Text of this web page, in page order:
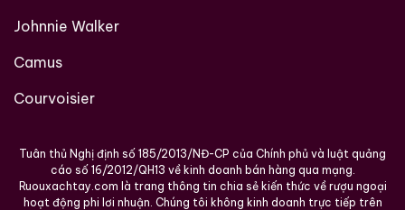
Johnnie Walker
Camus
Courvoisier
Tuân thủ Nghị định số 185/2013/NĐ-CP của Chính phủ và luật quảng
cáo số 16/2012/QH13 về kinh doanh bán hàng qua mạng.
Ruouxachtay.com là trang thông tin chia sẻ kiến thức về rượu ngoại
hoạt động phi lơi nhuận. Chúng tôi không kinh doanh trực tiếp trên